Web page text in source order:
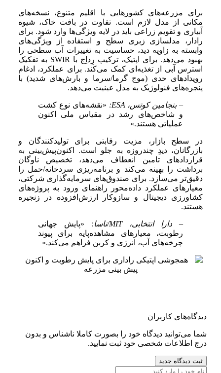
برای مزرعه‌های کشورهایی با اقلیم متنوع، نسخه‌های
مکانی از مدل لازم است. تفاوت در بافت خاک، شیوه
آبیاری و تقویم زراعی باید در لایه ویژگی‌ها وارد شود. برای
رادار، مدلسازی زبری سطح و استفاده از ویژگی‌های
وابسته به زاویه دید، حساسیت به تغییرات آب سطحی را
بهبود می‌دهد. برای اپتیک، ترکیب رِد‌اِج با SWIR به تفکیک
استرس آبی از تغذیه‌ای کمک می‌کند. برای عملکرد، ادغام
رویدادهای حدی (موج گرما/سرما و بارش‌های شدید) با
پنجره‌های فنولوژیک به مدل عینیت می‌دهد.
– بنجامین کوتس، ESA:
«نقشه‌های نوع کشت
و شاخص‌های رشد در مقیاس ملی اکنون
عملیاتی هستند.»
در سطح بازار، مزیت رقابتی برای تولیدکنندگان و
بازرگانان، دیدِ چندروزه به جلو است. اکنون‌پیش‌بینی به
قراردادهای تامین انعطاف می‌دهد، تخصیص ناوگان
برداشت را بهینه می‌کند و برنامه‌ریزی سردخانه/حمل را
دقیق‌تر می‌سازد. برای صندوق‌های سرمایه‌گذاری شرکتی،
معیارهای عملکرد داده‌محور راهنمای ورود به پروژه‌های
کشاورزی دیجیتال و سازوکار ارزش‌افزوده در زنجیره
هستند.
– دارا انتخابی، MIT/ناسا:
«پایش جهانی
رطوبت، معیارهای مشاهده‌پایه برای پیوند
چرخه‌های آب، انرژی و کربن فراهم می‌کند.»
دیدگاه‌های کاربران
شما می‌توانید دیدگاه خود را بصورت کاملا ناشناس و بدون
درج اطلاعات شخصی خود ثبت نمایید.
ثبت دیدگاه جدید